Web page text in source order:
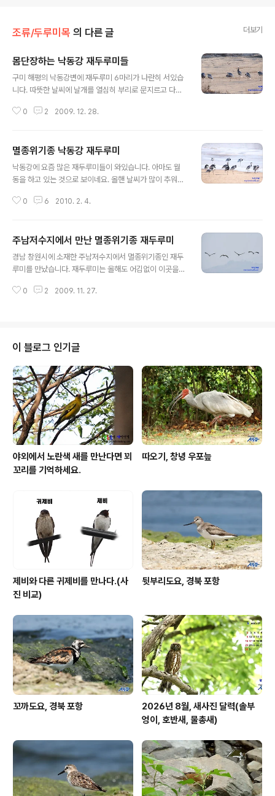
조류/두루미목 의 다른 글 더보기
몸단장하는 낙동강 재두루미들
구미 해평의 낙동강변에 재두루미 6마리가 나란히 서있습
니다. 따뜻한 날씨에 날개를 열심히 부리로 문지르고 다듬
니면 따분해서일까요? 숨은 그림찾기같은 모습을 보여주
0 2 2009. 12. 28.
멸종위기종 낙동강 재두루미
낙동강에 요즘 많은 재두루미들이 와있습니다. 아마도 월
동을 하고 있는 것으로 보이네요. 올핸 날씨가 많이 추워져
든 것 같습니다. 관리를 잘 해야겠습니다. 얼마 전 대전쪽에
두루미들... 강물도 많이 얼어서 먹이 활동이 쉽지는 않은
것 같습니다. 2마리가 나돌아 다니고 있는데 아주 예쁩니
다. 짧지만 동영상으로 올립니다. 사진 촬영하시는 분들에
으로 동물들을 놀래게 하지 마십시요. 기다리다 보면 좋은
0 6 2010. 2. 4.
주남저수지에서 만난 멸종위기종 재두루미
경남 창원시에 소재한 주남저수지에서 멸종위기종인 재두
루미를 만났습니다. 재두루미는 올해도 어김없이 이곳을
까지 관찰한 개체수 중에서 가장 많이 만나는 즐거움을 누
연기념물이기도 합니다. 귀한만큼 많은 대접을 받고 있기
도 합니다. 먼저, 재두루미 가족 네마리부터 소개합니다. 재
두루미의 반영이 아주 예쁘게 나왔습니다. 잘 관찰해보세
요!!! 다음은 많은 수의 두루미가 오는 모습과 착지하는 모
습을 촬영한 사진들입니다. 즐겁게 보셨나요? 행복한 하루
되시길...
0 2 2009. 11. 27.
이 블로그 인기글
야외에서 노란색 새를 만난다면 꾀
꼬리를 기억하세요.
따오기, 창녕 우포늪
제비와 다른 귀제비를 만나다.(사
진 비교)
뒷부리도요, 경북 포항
꼬까도요, 경북 포항
2026년 8월, 새사진 달력(솔부
엉이, 호반새, 물총새)